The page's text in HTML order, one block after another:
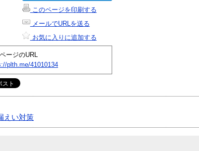
このページを印刷する
メールでURLを送る
お気に入りに追加する
ージのURL
plth.me/41010134
えい対策